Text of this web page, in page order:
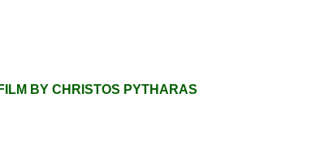
BY CHRISTOS PYTHARAS